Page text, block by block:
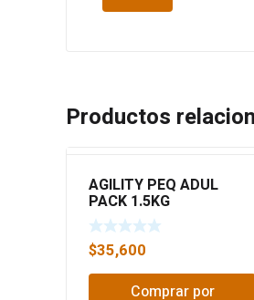
Productos
AGILITY PEQ ADUL
PACK 1.5KG
$35,600
Comprar por